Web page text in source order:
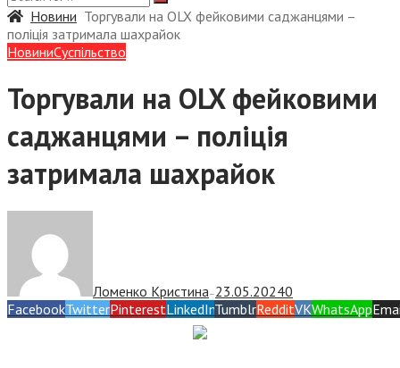
Новини Торгували на OLX фейковими саджанцями –
поліція затримала шахрайок
НовиниСуспiльство
Торгували на OLX фейковими
саджанцями – поліція
затримала шахрайок
Ломенко Кристина— 23.05.20240
FacebookTwitterPinterestLinkedInTumblrRedditVKWhatsApp